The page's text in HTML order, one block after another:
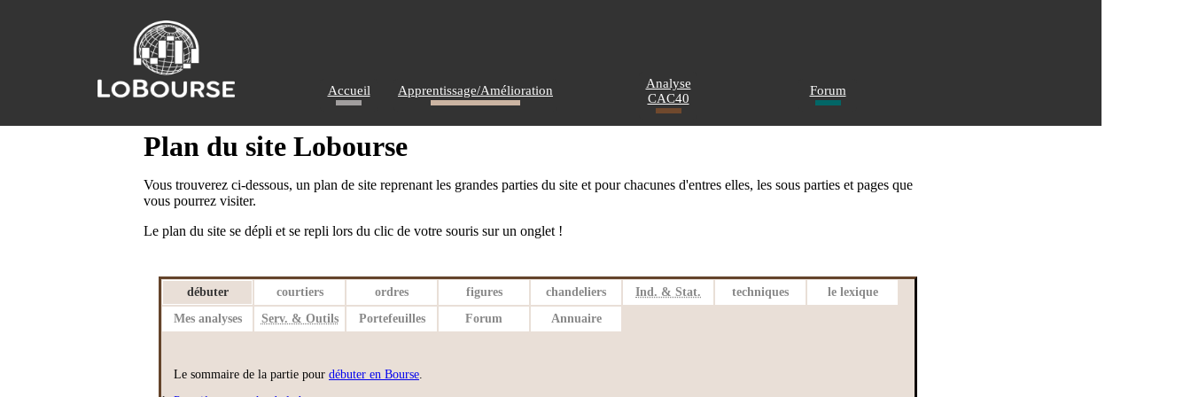
Accueil Apprentissage/Amélioration
Analyse
CAC40
Forum
Plan du site Lobourse
Vous trouverez ci-dessous, un plan de site reprenant les grandes parties du site et pour chacunes d'entres elles, les sous parties et pages que
vous pourrez visiter.
Le plan du site se dépli et se repli lors du clic de votre souris sur un onglet !
débuter courtiers ordres figures chandeliers Ind. & Stat. techniques
le lexique
Mes analyses
Serv. & Outils Portefeuilles Forum Annuaire
Le sommaire de la partie pour débuter en Bourse.